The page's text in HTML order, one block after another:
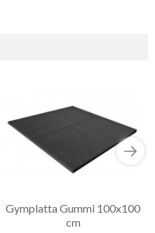
Gymplatta Gummi 100x100
cm